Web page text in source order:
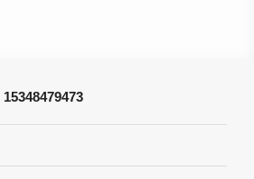
15348479473